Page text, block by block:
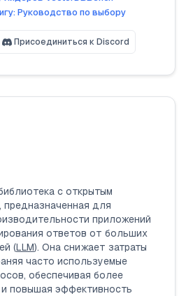
Руководство по выбору
Присоединиться к Discord
с открытым
для
приложений
ответов от больших
(LLM). Она снижает затраты
часто используемые
обеспечивая более
повышая эффективность